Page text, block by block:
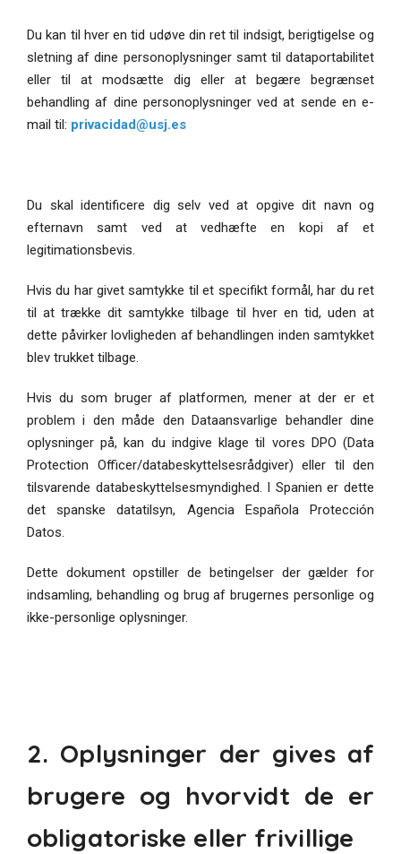
Du kan til hver en tid udøve din ret til indsigt, berigtigelse og
sletning af dine personoplysninger samt til dataportabilitet
eller til at modsætte dig eller at begære begrænset
behandling af dine personoplysninger ved at sende en e-
mail til: privacidad@usj.es
Du skal identificere dig selv ved at opgive dit navn og
efternavn samt ved at vedhæfte en kopi af et
legitimationsbevis.
Hvis du har givet samtykke til et specifikt formål, har du ret
til at trække dit samtykke tilbage til hver en tid, uden at
dette påvirker lovligheden af behandlingen inden samtykket
blev trukket tilbage.
Hvis du som bruger af platformen, mener at der er et
problem i den måde den Dataansvarlige behandler dine
oplysninger på, kan du indgive klage til vores DPO (Data
Protection Officer/databeskyttelsesrådgiver) eller til den
tilsvarende databeskyttelsesmyndighed. I Spanien er dette
det spanske datatilsyn, Agencia Española Protección
Datos.
Dette dokument opstiller de betingelser der gælder for
indsamling, behandling og brug af brugernes personlige og
ikke-personlige oplysninger.
2. Oplysninger der gives af
brugere og hvorvidt de er
obligatoriske eller frivillige